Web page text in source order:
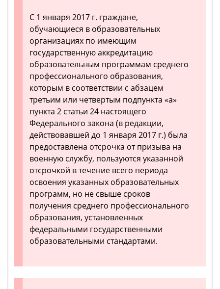
С 1 января 2017 г. граждане,
обучающиеся в образовательных
организациях по имеющим
государственную аккредитацию
образовательным программам среднего
профессионального образования,
которым в соответствии с абзацем
третьим или четвертым подпункта «а»
пункта 2 статьи 24 настоящего
Федерального закона (в редакции,
действовавшей до 1 января 2017 г.) была
предоставлена отсрочка от призыва на
военную службу, пользуются указанной
отсрочкой в течение всего периода
освоения указанных образовательных
программ, но не свыше сроков
получения среднего профессионального
образования, установленных
федеральными государственными
образовательными стандартами.